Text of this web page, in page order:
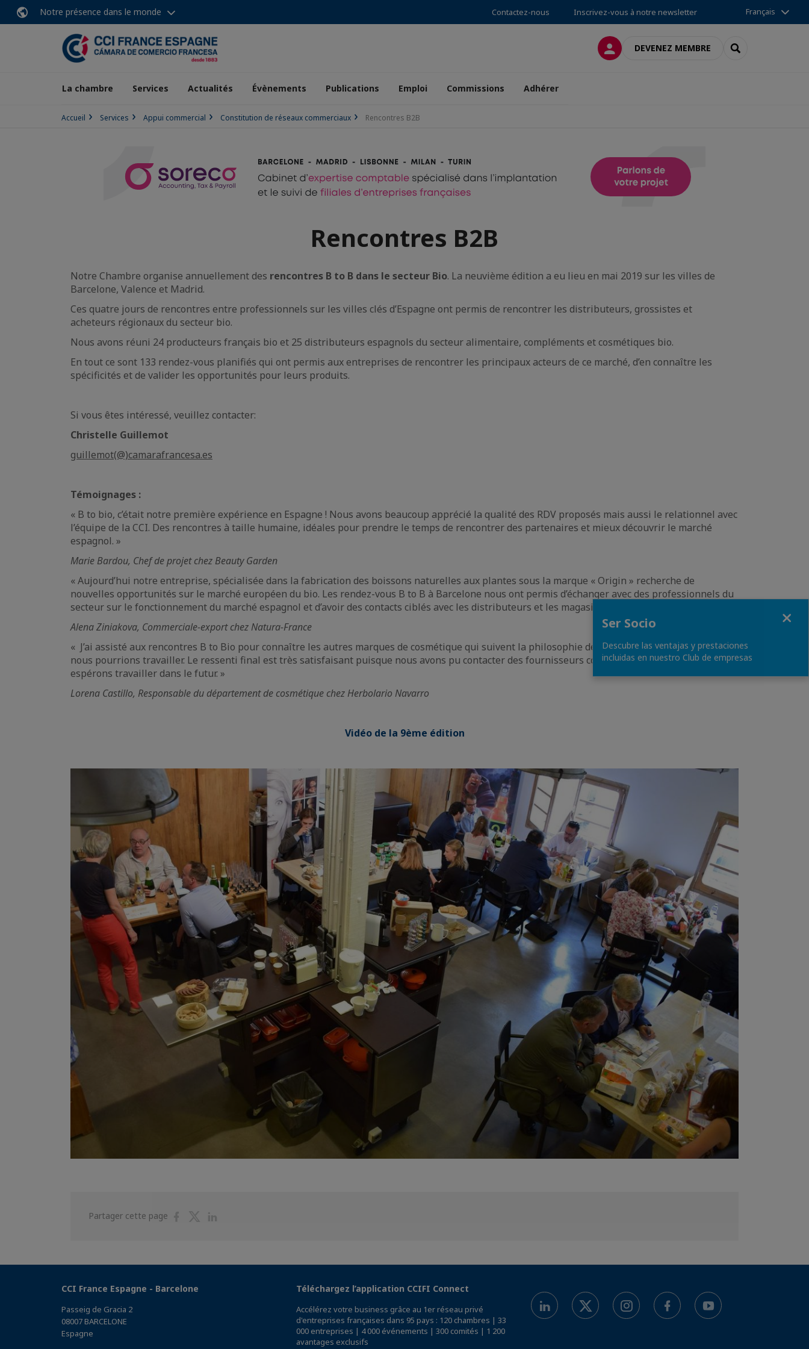
Notre présence dans le monde Contactez-nous Inscrivez-vous à notre newsletter Français
CONNEXIONDEVENEZ MEMBRE RECHERCHER
La chambre Services Actualités Évènements Publications Emploi Commissions Adhérer
Accueil Services Appui commercial Constitution de réseaux commerciaux Rencontres B2B
Rencontres B2B
Notre Chambre organise annuellement des rencontres B to B dans le secteur Bio. La neuvième édition a eu lieu en mai 2019 sur les villes de
Barcelone, Valence et Madrid.
Ces quatre jours de rencontres entre professionnels sur les villes clés d’Espagne ont permis de rencontrer les distributeurs, grossistes et
acheteurs régionaux du secteur bio.
Nous avons réuni 24 producteurs français bio et 25 distributeurs espagnols du secteur alimentaire, compléments et cosmétiques bio.
En tout ce sont 133 rendez-vous planifiés qui ont permis aux entreprises de rencontrer les principaux acteurs de ce marché, d’en connaître les
spécificités et de valider les opportunités pour leurs produits.
Si vous êtes intéressé, veuillez contacter:
Christelle Guillemot
guillemot(@)camarafrancesa.es
Témoignages :
« B to bio, c’était notre première expérience en Espagne ! Nous avons beaucoup apprécié la qualité des RDV proposés mais aussi le relationnel avec
l’équipe de la CCI. Des rencontres à taille humaine, idéales pour prendre le temps de rencontrer des partenaires et mieux découvrir le marché
espagnol. »
Marie Bardou, Chef de projet chez Beauty Garden
« Aujourd’hui notre entreprise, spécialisée dans la fabrication des boissons naturelles aux plantes sous la marque « Origin » recherche de
nouvelles opportunités sur le marché européen du bio. Les rendez-vous B to B à Barcelone nous ont permis d’échanger avec des professionnels du
secteur sur le fonctionnement du marché espagnol et d’avoir des contacts ciblés avec les distributeurs et les magasins spécialisés bio »
Alena Ziniakova, Commerciale-export chez Natura-France
« J’ai assisté aux rencontres B to Bio pour connaître les autres marques de cosmétique qui suivent la philosophie de notre entreprise et avec qui
nous pourrions travailler. Le ressenti final est très satisfaisant puisque nous avons pu contacter des fournisseurs comme Bio seasons avec qui nous
espérons travailler dans le futur. »
Lorena Castillo, Responsable du département de cosmétique chez Herbolario Navarro
Vidéo de la 9ème édition
Partager cette page
PartagerPartager
CCI France Espagne - Barcelone
Passeig de Gracia 2
08007 BARCELONE
Espagne
Téléchargez l’application CCIFI Connect
Accélérez votre business grâce au 1er réseau privé
d'entreprises françaises dans 95 pays : 120 chambres | 33
000 entreprises | 4 000 événements | 300 comités | 1 200
avantages exclusifs
Ser Socio
Descubre las ventajas y prestaciones
incluidas en nuestro Club de empresas